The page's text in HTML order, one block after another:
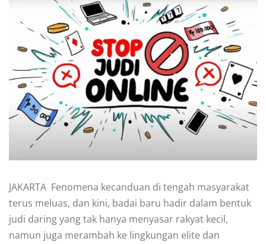
JAKARTA  Fenomena kecanduan di tengah masyarakat
terus meluas, dan kini, badai baru hadir dalam bentuk
judi daring yang tak hanya menyasar rakyat kecil,
namun juga merambah ke lingkungan elite dan